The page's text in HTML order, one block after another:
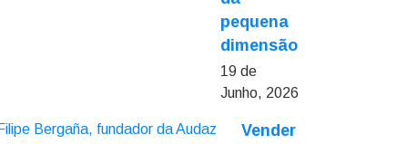
pequena
dimensão
19 de
Junho, 2026
Vender